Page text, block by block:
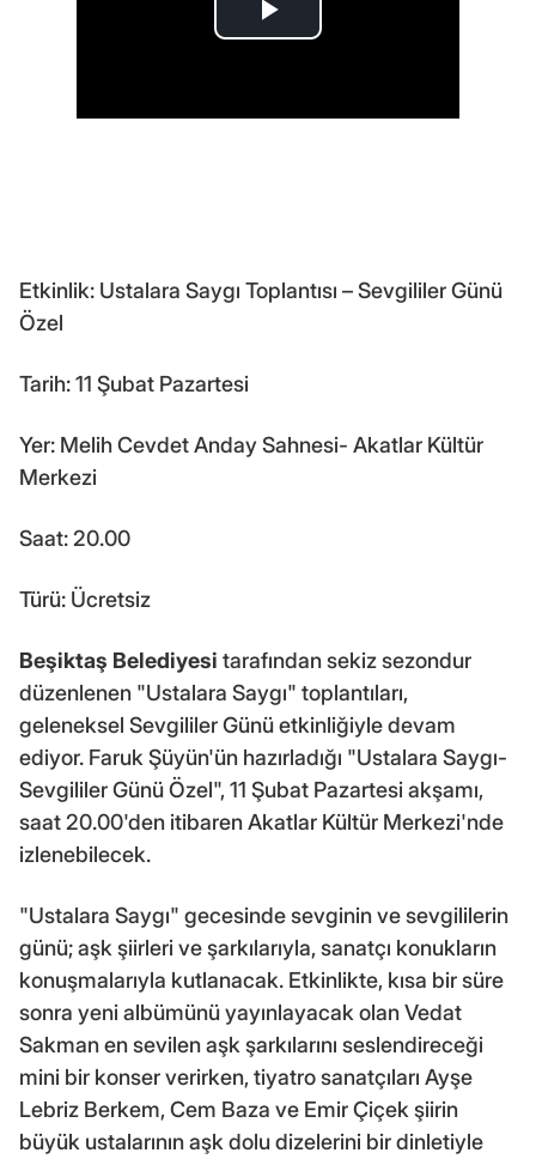
Etkinlik: Ustalara Saygı Toplantısı – Sevgililer Günü
Özel
Tarih: 11 Şubat Pazartesi
Yer: Melih Cevdet Anday Sahnesi- Akatlar Kültür
Merkezi
Saat: 20.00
Türü: Ücretsiz
Beşiktaş Belediyesi tarafından sekiz sezondur
düzenlenen "Ustalara Saygı" toplantıları,
geleneksel Sevgililer Günü etkinliğiyle devam
ediyor. Faruk Şüyün'ün hazırladığı "Ustalara Saygı-
Sevgililer Günü Özel", 11 Şubat Pazartesi akşamı,
saat 20.00'den itibaren Akatlar Kültür Merkezi'nde
izlenebilecek.
"Ustalara Saygı" gecesinde sevginin ve sevgililerin
günü; aşk şiirleri ve şarkılarıyla, sanatçı konukların
konuşmalarıyla kutlanacak. Etkinlikte, kısa bir süre
sonra yeni albümünü yayınlayacak olan Vedat
Sakman en sevilen aşk şarkılarını seslendireceği
mini bir konser verirken, tiyatro sanatçıları Ayşe
Lebriz Berkem, Cem Baza ve Emir Çiçek şiirin
büyük ustalarının aşk dolu dizelerini bir dinletiyle